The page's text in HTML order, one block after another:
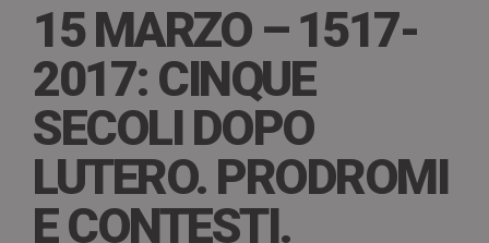
15 MARZO – 1517-
2017: CINQUE
SECOLI DOPO
LUTERO. PRODROMI
E CONTESTI.